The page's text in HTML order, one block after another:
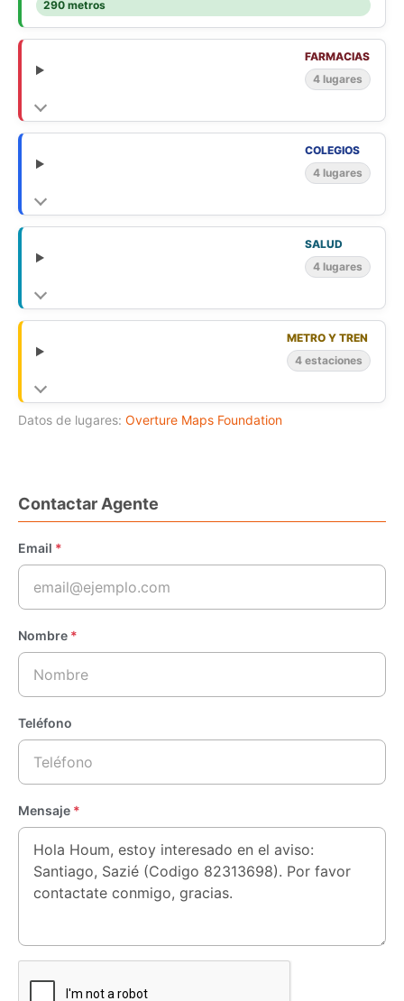
290 metros
FARMACIAS
4 lugares
COLEGIOS
4 lugares
SALUD
4 lugares
METRO Y TREN
4 estaciones
Datos de lugares: Overture Maps Foundation
Contactar Agente
Email *
Nombre *
Teléfono
Mensaje *